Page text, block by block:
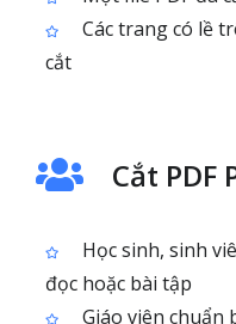
Các trang có lề
cắt
Cắt PDF
Học sinh, sinh
đọc hoặc bài tập
Giáo viên chuẩn